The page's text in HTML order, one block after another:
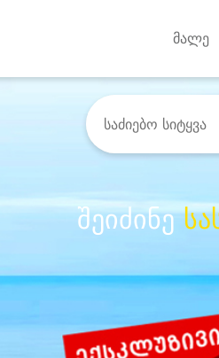
მალე
შეიძინე